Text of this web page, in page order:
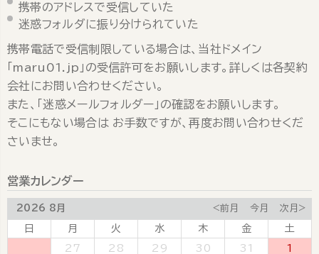
携帯のアドレスで受信していた
迷惑フォルダに振り分けられていた
携帯電話で受信制限している場合は、当社ドメイン
「maru01.jp」の受信許可をお願いします。詳しくは各契約
会社にお問い合わせください。
また、「迷惑メールフォルダー」の確認をお願いします。
そこにもない場合は お手数ですが、再度お問い合わせくだ
さいませ。
営業カレンダー
2026 8月 <前月 今月 次月>
日 月 火 水 木 金
土
27 28 29 30 31 1